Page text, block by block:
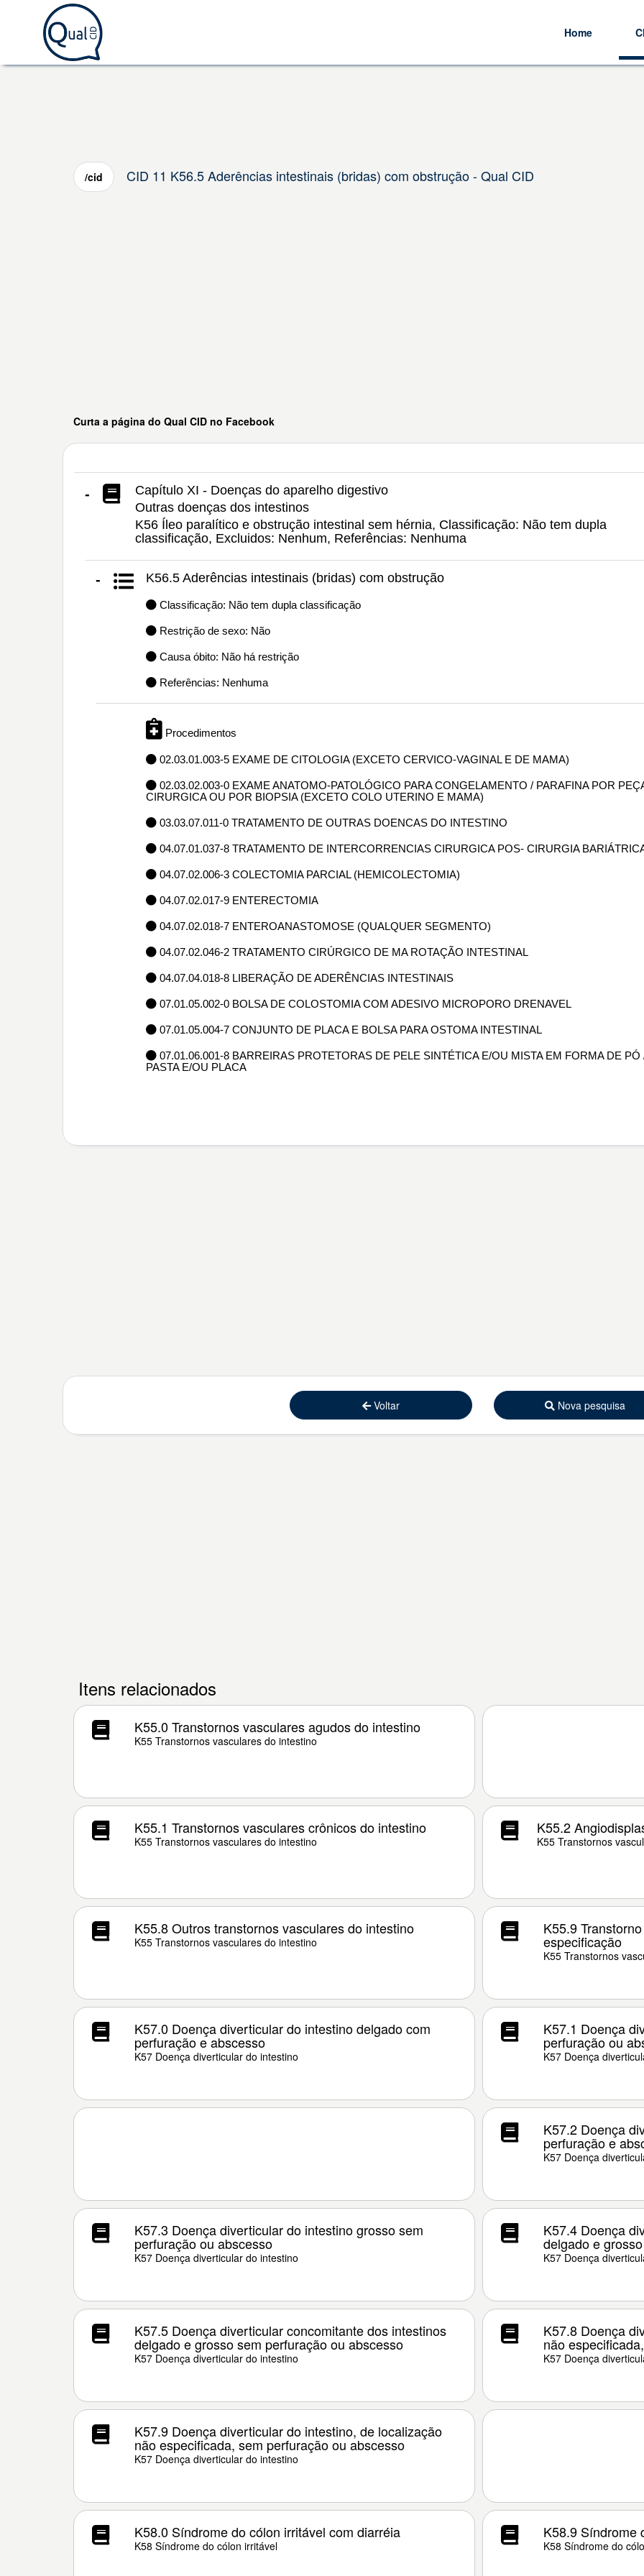
Home
/cid CID 11 K56.5 Aderências intestinais (bridas) com obstrução - Qual CID
Curta a página do Qual CID no Facebook
-
Capítulo XI - Doenças do aparelho digestivo
Outras doenças dos intestinos
K56 Íleo paralítico e obstrução intestinal sem hérnia, Classificação: Não tem dupla
classificação, Excluidos: Nenhum, Referências: Nenhuma
- K56.5 Aderências intestinais (bridas) com obstrução
Classificação: Não tem dupla classificação
Restrição de sexo: Não
Causa óbito: Não há restrição
Referências: Nenhuma
Procedimentos
02.03.01.003-5 EXAME DE CITOLOGIA (EXCETO CERVICO-VAGINAL E DE MAMA)
02.03.02.003-0 EXAME ANATOMO-PATOLÓGICO PARA CONGELAMENTO / PARAFINA POR
CIRURGICA OU POR BIOPSIA (EXCETO COLO UTERINO E MAMA)
03.03.07.011-0 TRATAMENTO DE OUTRAS DOENCAS DO INTESTINO
04.07.01.037-8 TRATAMENTO DE INTERCORRENCIAS CIRURGICA POS- CIRURGIA
04.07.02.006-3 COLECTOMIA PARCIAL (HEMICOLECTOMIA)
04.07.02.017-9 ENTERECTOMIA
04.07.02.018-7 ENTEROANASTOMOSE (QUALQUER SEGMENTO)
04.07.02.046-2 TRATAMENTO CIRÚRGICO DE MA ROTAÇÃO INTESTINAL
04.07.04.018-8 LIBERAÇÃO DE ADERÊNCIAS INTESTINAIS
07.01.05.002-0 BOLSA DE COLOSTOMIA COM ADESIVO MICROPORO DRENAVEL
07.01.05.004-7 CONJUNTO DE PLACA E BOLSA PARA OSTOMA INTESTINAL
07.01.06.001-8 BARREIRAS PROTETORAS DE PELE SINTÉTICA E/OU MISTA EM FORMA DE PÓ
PASTA E/OU PLACA
Voltar Nova pesquisa
Itens relacionados
K55.0 Transtornos vasculares agudos do intestino
K55 Transtornos vasculares do intestino
K55.1 Transtornos vasculares crônicos do intestino
K55 Transtornos vasculares do intestino
K55.2
K55 Transtornos
K55.8 Outros transtornos vasculares do intestino
K55 Transtornos vasculares do intestino
K55.9
especificação
K55 Transtornos
K57.0 Doença diverticular do intestino delgado com
perfuração e abscesso
K57 Doença diverticular do intestino
K57.1 Doença
perfuração ou
K57 Doença
K57.2 Doença
perfuração e
K57 Doença
K57.3 Doença diverticular do intestino grosso sem
perfuração ou abscesso
K57 Doença diverticular do intestino
K57.4 Doença
delgado e
K57 Doença
K57.5 Doença diverticular concomitante dos intestinos
delgado e grosso sem perfuração ou abscesso
K57 Doença diverticular do intestino
K57.8 Doença
não
K57 Doença
K57.9 Doença diverticular do intestino, de localização
não especificada, sem perfuração ou abscesso
K57 Doença diverticular do intestino
K58.0 Síndrome do cólon irritável com diarréia
K58 Síndrome do cólon irritável
K58.9 Síndrome
K58 Síndrome do